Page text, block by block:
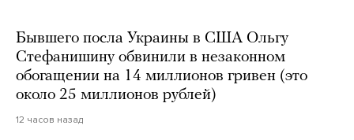
Бывшего посла Украины в США Ольгу
Стефанишину обвинили в незаконном
обогащении на 14 миллионов гривен (это
около 25 миллионов рублей)
12 часов назад